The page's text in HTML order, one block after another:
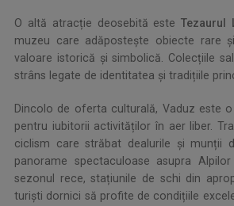
O altă atracție deosebită esteTezaurul
muzeu care adăpostește obiecte rare
valoare istorică și simbolică. Colecțiile
strâns legate de identitatea și tradițiile
Dincolo de oferta culturală, Vaduz este
pentru iubitorii activităților în aer liber.
ciclism care străbat dealurile și munții
panorame spectaculoase asupra
sezonul rece, stațiunile de schi din
turiști dornici să profite de condițiile